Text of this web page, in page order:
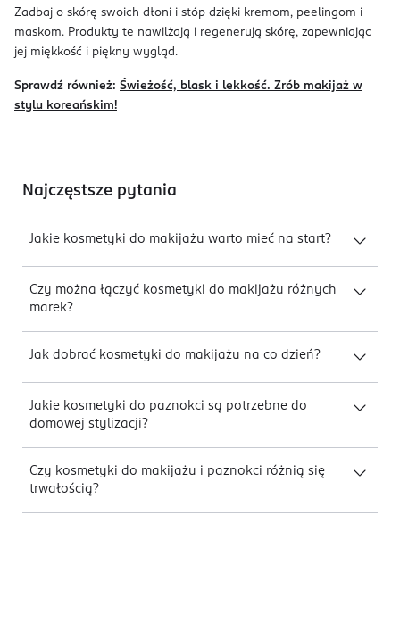
Zadbaj o skórę swoich dłoni i stóp dzięki kremom, peelingom i
maskom. Produkty te nawilżają i regenerują skórę, zapewniając
jej miękkość i piękny wygląd.
Sprawdź również: Świeżość, blask i lekkość. Zrób makijaż w
stylu koreańskim!
Najczęstsze pytania
Jakie kosmetyki do makijażu warto mieć na start?
Czy można łączyć kosmetyki do makijażu różnych
marek?
Jak dobrać kosmetyki do makijażu na co dzień?
Jakie kosmetyki do paznokci są potrzebne do
domowej stylizacji?
Czy kosmetyki do makijażu i paznokci różnią się
trwałością?